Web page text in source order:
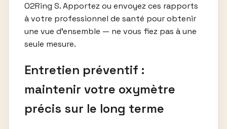
O2Ring S. Apportez ou envoyez ces rapports
à votre professionnel de santé pour obtenir
une vue d’ensemble — ne vous fiez pas à une
seule mesure.
Entretien préventif :
maintenir votre oxymètre
précis sur le long terme